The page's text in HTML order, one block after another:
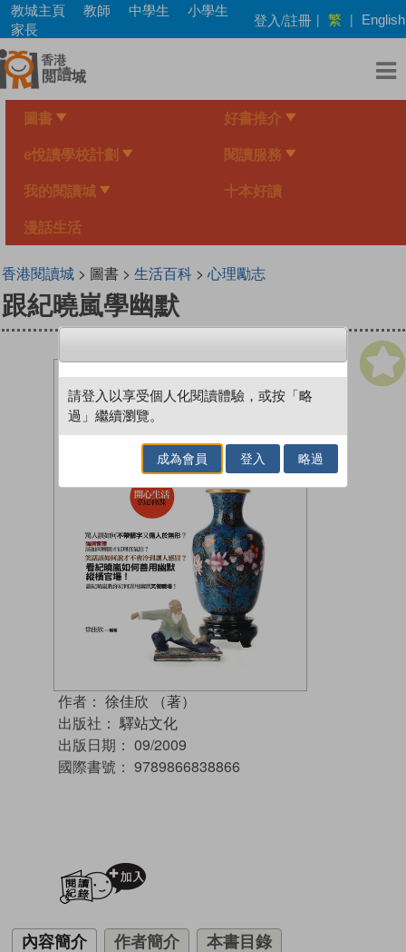
Skip
main
content
教城主頁 教師 中學生
小學生
家長
登入/註冊 | 繁 | English
圖書 好書推介
e悅讀學校計劃 閱讀服務
我的閱讀城 十本好讀
漫話生活
香港閱讀城> 圖書 > 生活百科> 心理勵志
跟紀曉嵐學幽默
作者： 徐佳欣 （著）
出版社： 驛站文化
出版日期： 09/2009
國際書號： 9789866838866
內容簡介 作者簡介 本書目錄
請登入以享受個人化閱讀體驗，或按「略
過」繼續瀏覽。
成為會員 登入 略過